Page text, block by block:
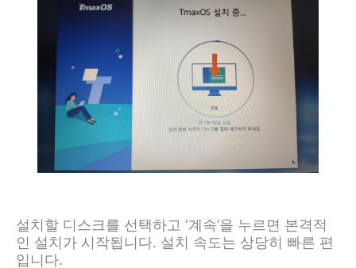
설치할 디스크를 선택하고 ‘계속’을 누르면 본격적
인 설치가 시작됩니다. 설치 속도는 상당히 빠른 편
입니다.